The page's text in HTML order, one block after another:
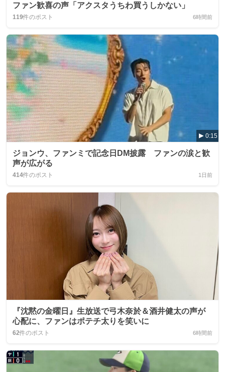
ファン歓喜の声「アクスタうちわ買うしかない」
119件のポスト 6時間前
0:15
ジョンウ、ファンミで記念日DM披露 ファンの涙と歓
声が広がる
414件のポスト 1日前
『沈黙の金曜日』生放送で弓木奈於＆酒井健太の声が
心配に、ファンはポテチ太りを笑いに
62件のポスト 6時間前